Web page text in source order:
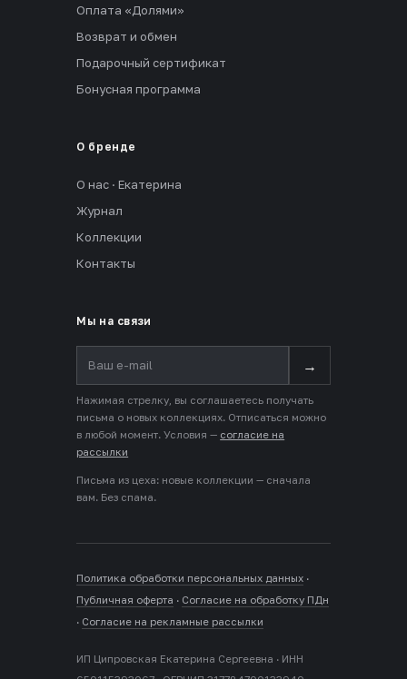
Оплата «Долями»
Возврат и обмен
Подарочный сертификат
Бонусная программа
О бренде
О нас · Екатерина
Журнал
Коллекции
Контакты
Мы на связи
→
Нажимая стрелку, вы соглашаетесь получать
письма о новых коллекциях. Отписаться можно
в любой момент. Условия — согласие на
рассылки
Письма из цеха: новые коллекции — сначала
вам. Без спама.
Политика обработки персональных данных ·
Публичная оферта · Согласие на обработку ПДн
· Согласие на рекламные рассылки
ИП Ципровская Екатерина Сергеевна · ИНН